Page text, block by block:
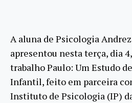
A aluna de Psicologia
apresentou nesta terça, dia
trabalho Paulo: Um Estudo
Infantil, feito em parceira
Instituto de Psicologia (IP)